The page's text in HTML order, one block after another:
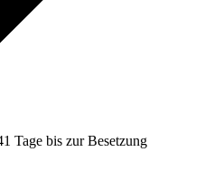
Tage bis zur Besetzung